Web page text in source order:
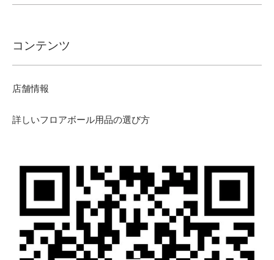
コンテンツ
店舗情報
詳しいフロアボール用品の選び方